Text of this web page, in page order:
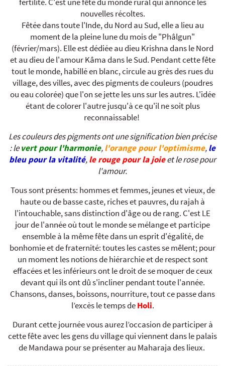
nouvelles récoltes.
Fêtée dans toute l'Inde, du Nord au Sud, elle a lieu au
moment de la pleine lune du mois de "Phâlgun"
(février/mars). Elle est dédiée au dieu Krishna dans le Nord
et au dieu de l'amour Kâma dans le Sud. Pendant cette fête
tout le monde, habillé en blanc, circule au grès des rues du
village, des villes, avec des pigments de couleurs (poudres
ou eau colorée) que l'on se jette les uns sur les autres. L'idée
étant de colorer l'autre jusqu'à ce qu'il ne soit plus
reconnaissable!
Les couleurs des pigments ont une signification bien précise
: levert pour l'harmonie,l'orange pour l'optimisme,le
bleu pour la vitalité,le rouge pour la joieet le rose pour
l'amour.
Tous sont présents: hommes et femmes, jeunes et vieux, de
haute ou de basse caste, riches et pauvres, du rajah à
l'intouchable, sans distinction d'âge ou de rang. C'est LE
jour de l'année où tout le monde se mélange et participe
ensemble à la même fête dans un esprit d'égalité, de
bonhomie et de fraternité: toutes les castes se mêlent; pour
un moment les notions de hiérarchie et de respect sont
effacées et les inférieurs ont le droit de se moquer de ceux
devant qui ils ont dû s'incliner pendant toute l'année.
Chansons, danses, boissons, nourriture, tout ce passe dans
l’excès le temps deHoli.
Durant cette journée vous aurez l’occasion de participer à
cette fête avec les gens du village qui viennent dans le palais
de Mandawa pour se présenter au Maharaja des lieux.